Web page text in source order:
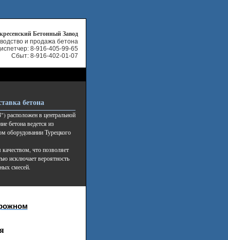
Бетонный Завод
и продажа бетона
8-916-405-99-65
Сбыт: 8-916-402-01-07
бетона
расположен в центральной
бетона ведется из
оборудовании Турецкого
что позволяет
исключает вероятность
смесей.